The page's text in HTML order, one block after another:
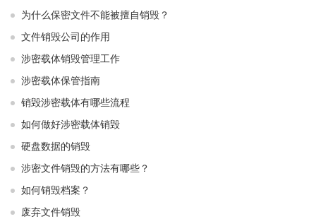
为什么保密文件不能被擅自销毁？
文件销毁公司的作用
涉密载体销毁管理工作
涉密载体保管指南
销毁涉密载体有哪些流程
如何做好涉密载体销毁
硬盘数据的销毁
涉密文件销毁的方法有哪些？
如何销毁档案？
废弃文件销毁